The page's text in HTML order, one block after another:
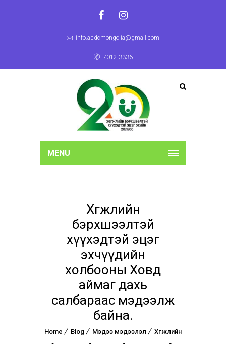
info.apdcmongolia@gmail.com
7012-3336
MENU
Хөгжлийн
бэрхшээлтэй
хүүхэдтэй эцэг
эхчүүдийн
холбооны Ховд
аймаг дахь
салбараас мэдээлж
байна.
Home Blog Мэдээ мэдээлэл
Хөгжлийн